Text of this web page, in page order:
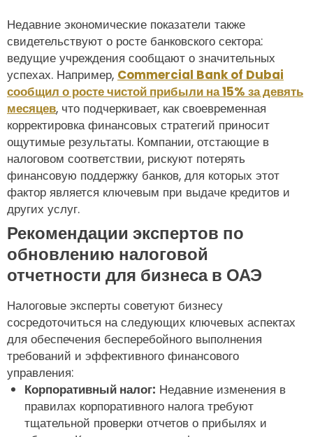
Недавние экономические показатели также
свидетельствуют о росте банковского сектора:
ведущие учреждения сообщают о значительных
успехах. Например, Commercial Bank of Dubai
сообщил о росте чистой прибыли на 15% за девять
месяцев, что подчеркивает, как своевременная
корректировка финансовых стратегий приносит
ощутимые результаты. Компании, отстающие в
налоговом соответствии, рискуют потерять
финансовую поддержку банков, для которых этот
фактор является ключевым при выдаче кредитов и
других услуг.
Рекомендации экспертов по
обновлению налоговой
отчетности для бизнеса в ОАЭ
Налоговые эксперты советуют бизнесу
сосредоточиться на следующих ключевых аспектах
для обеспечения бесперебойного выполнения
требований и эффективного финансового
управления:
Корпоративный налог: Недавние изменения в
правилах корпоративного налога требуют
тщательной проверки отчетов о прибылях и